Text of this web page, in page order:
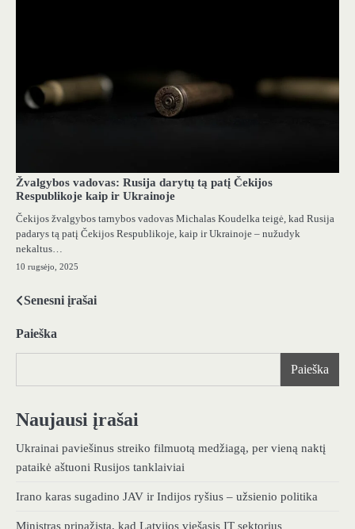
Žvalgybos vadovas: Rusija darytų tą patį Čekijos
Respublikoje kaip ir Ukrainoje
Čekijos žvalgybos tarnybos vadovas Michalas Koudelka teigė, kad Rusija
padarys tą patį Čekijos Respublikoje, kaip ir Ukrainoje – nužudyk
nekaltus…
10 rugsėjo, 2025
Navigacija
tarp
Senesni įrašai
Paieška
Paieška
Naujausi įrašai
Ukrainai paviešinus streiko filmuotą medžiagą, per vieną naktį
pataikė aštuoni Rusijos tanklaiviai
Irano karas sugadino JAV ir Indijos ryšius – užsienio politika
Ministras pripažįsta, kad Latvijos viešasis IT sektorius